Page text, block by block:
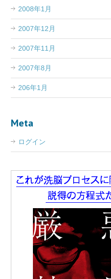
2008年1月
2007年12月
2007年11月
2007年8月
206年1月
Meta
ログイン